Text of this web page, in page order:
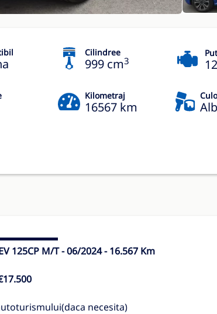
Cilindree
999 cm3
Kilometraj
16567 km
125CP M/T - 06/2024 - 16.567 Km
necesita)